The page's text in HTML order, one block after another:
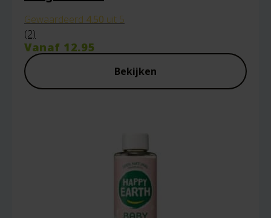
Gewaardeerd 4.50 uit 5
(2)
Vanaf 12.95
Bekijken